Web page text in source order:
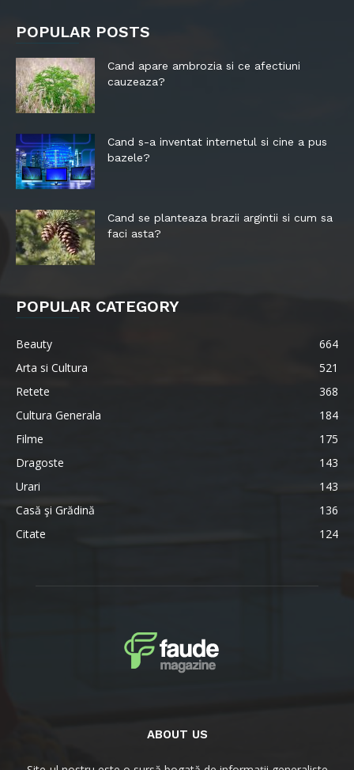
POPULAR POSTS
Cand apare ambrozia si ce afectiuni
cauzeaza?
Cand s-a inventat internetul si cine a pus
bazele?
Cand se planteaza brazii argintii si cum sa
faci asta?
POPULAR CATEGORY
Beauty
664
Arta si Cultura
521
Retete
368
Cultura Generala
184
Filme
175
Dragoste
143
Urari
143
Casă şi Grădină
136
Citate
124
ABOUT US